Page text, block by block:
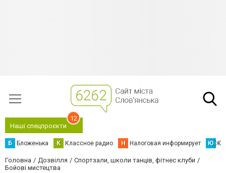
Наші спецпроєкти
12
Б Бложенька К Классное радио Н Налоговая информирует Ю
Головна Дозвілля
Спортзали, школи танців, фітнес клуби
Бойові мистецтва